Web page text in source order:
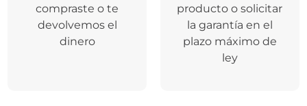
compraste o te
devolvemos el
dinero
producto o solicitar
la garantía en el
plazo máximo de
ley